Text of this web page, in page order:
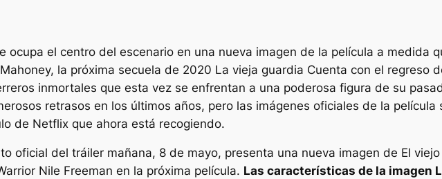
ocupa el centro del escenario en una nueva imagen de la película a medida
la próxima secuela de 2020 La vieja guardia Cuenta con el regreso
inmortales que esta vez se enfrentan a una poderosa figura de su
retrasos en los últimos años, pero las imágenes oficiales de la película
de Netflix que ahora está recogiendo.
oficial del tráiler mañana, 8 de mayo, presenta una nueva imagen de El
Nile Freeman en la próxima película. Las características de la imagen